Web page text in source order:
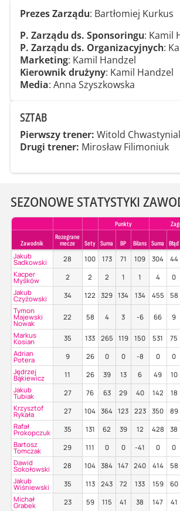
Prezes Zarządu: Bartłomiej Kurkus
P. Zarządu ds. Sponsoringu: Kamil
P. Zarządu ds. Organizacyjnych:
Marketing: Kamil Handzel
Kierownik drużyny: Kamil Handzel
Media: Anna Szyszkowska
SZTAB
Pierwszy trener: Witold
Drugi trener: Mirosław Filimoniuk
SEZONOWE STATYSTYKI
Punkty
Zawodnik
Rozegrane
mecze
Sety Suma BP Bilans Suma Błąd
Jakub
Sadkowski 28 100 173 71 109 304 44
Kacper
Myśków 2 2 2 1 1 4 0
Jakub
Czyżowski 34 122 329 134 134 455 58
Tymon
Majewski
Nowak
22 58 4 3 -6 66 9
Markus
Kosian 35 133 265 119 150 531 75
Adrian
Potera 9 26 0 0 -8 0 0
Jędrzej
Bąkiewicz 11 26 39 13 6 49 10
Jakub
Tubiak 27 76 63 29 40 142 18
Krzysztof
Rykała 27 104 364 123 223 350 89
Rafał
Prokopczuk 35 131 62 39 12 428 38
Bartosz
Tomczak 29 111 0 0 -41 0 0
Dawid
Sokołowski 28 104 384 147 240 414 58
Jakub
Wiśniewski 35 113 243 72 133 159 60
Michał
Grabek 23 59 115 41 38 147 41